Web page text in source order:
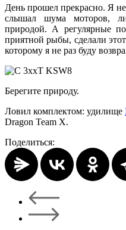
День прошел прекрасно. Я
слышал шума моторов,
природой. А регулярные
приятной рыбы, сделали
которому я не раз буду
Берегите природу.
Ловил комплектом: удилище
Dragon Team X.
Поделиться: